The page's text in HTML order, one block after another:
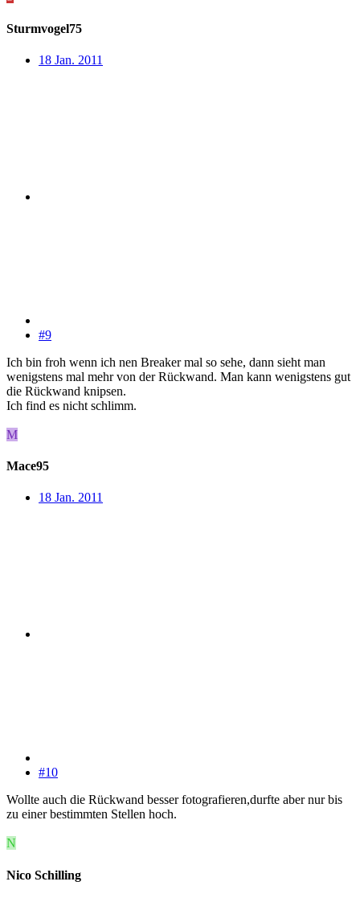
Sturmvogel75
18 Jan. 2011
#9
Ich bin froh wenn ich nen Breaker mal so sehe, dann sieht man
wenigstens mal mehr von der Rückwand. Man kann wenigstens gut
die Rückwand knipsen.
Ich find es nicht schlimm.
M
Mace95
18 Jan. 2011
#10
Wollte auch die Rückwand besser fotografieren,durfte aber nur bis
zu einer bestimmten Stellen hoch.
N
Nico Schilling